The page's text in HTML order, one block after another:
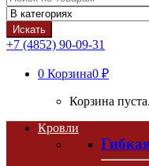
Искать
+7 (4852) 90-09-31
0 Корзина0 ₽
Корзина пуста.
Кровли